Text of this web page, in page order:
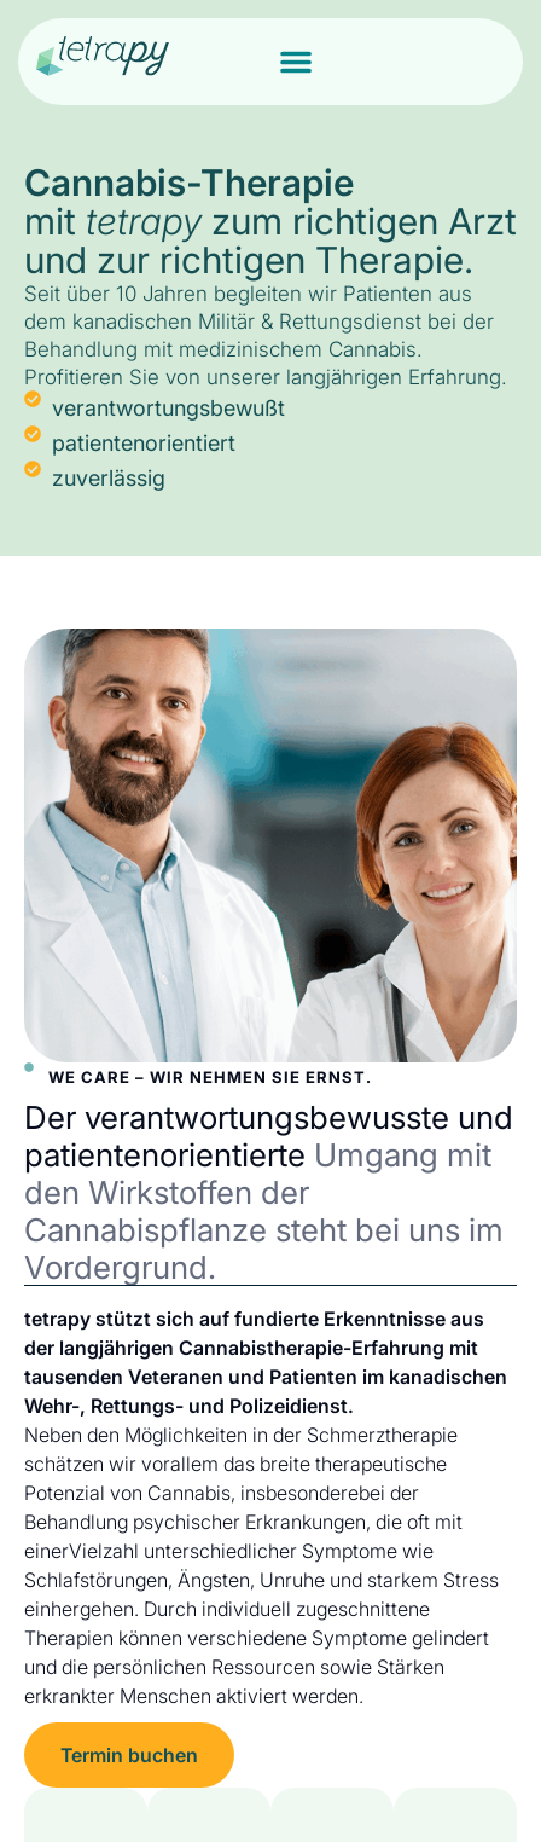
Cannabis-Therapie
mit tetrapyzum richtigen Arzt
und zur richtigen Therapie.
Seit über 10 Jahren begleiten wir Patienten aus
dem kanadischen Militär & Rettungsdienst bei der
Behandlung mit medizinischem Cannabis.
Profitieren Sie von unserer langjährigen Erfahrung.
verantwortungsbewußt
patientenorientiert
zuverlässig
WE CARE – WIR NEHMEN SIE ERNST.
Der verantwortungsbewusste und
patientenorientierte Umgang mit
den Wirkstoffen der
Cannabispflanze steht bei uns im
Vordergrund.
tetrapy stützt sich auf fundierte Erkenntnisse aus
der langjährigen Cannabistherapie-Erfahrung mit
tausenden Veteranen und Patienten im kanadischen
Wehr-, Rettungs- und Polizeidienst.
Neben den Möglichkeiten in der Schmerztherapie
schätzen wir vorallem das breite therapeutische
Potenzial von Cannabis, insbesonderebei der
Behandlung psychischer Erkrankungen, die oft mit
einerVielzahl unterschiedlicher Symptome wie
Schlafstörungen, Ängsten, Unruhe und starkem Stress
einhergehen. Durch individuell zugeschnittene
Therapien können verschiedene Symptome gelindert
und die persönlichen Ressourcen sowie Stärken
erkrankter Menschen aktiviert werden.
Termin buchen